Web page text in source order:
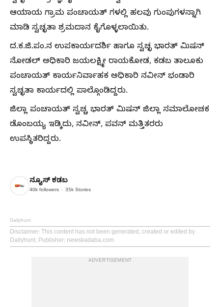
ಆಯಾಯ ಗ್ರಾಮ ಪಂಚಾಯತ್‍ ಗಳಲ್ಲಿ ಹಲವು ಗುಂಪುಗಳನ್ನಾಗಿ
ಮಾಡಿ ಸ್ವಚ್ಛತಾ ಶ್ರಮದಾನ ಕೈಗೊಳ್ಳಲಾಯಿತು.
ದ.ಕ.ಜಿ.ಪಂ.ನ ಉಪಕಾರ್ಯದರ್ಶಿ ಹಾಗೂ ಸ್ವಚ್ಛ ಭಾರತ್ ಮಿಷನ್
ನೋಡಲ್ ಅಧಿಕಾರಿ ಜಯಲಕ್ಷ್ಮೀ ರಾಯಕೋಡ, ಕಡಬ ತಾಲೂಕು
ಪಂಚಾಯತ್ ಕಾರ್ಯನಿರ್ವಾಹಕ ಅಧಿಕಾರಿ ನವೀನ್ ಭಂಡಾರಿ
ಸ್ವಚ್ಛತಾ ಕಾರ್ಯದಲ್ಲಿ ಪಾಲ್ಗೊಂಡಿದ್ದರು.
ಜಿಲ್ಲಾ ಪಂಚಾಯತ್ ಸ್ವಚ್ಚ ಭಾರತ್ ಮಿಷನ್ ಜಿಲ್ಲಾ ಸಮಾಲೋಚಕ
ಡೊಂಬಯ್ಯ ಇಡ್ಕಿದು, ನವೀನ್, ಪವನ್ ಮತ್ತಿತರರು
ಉಪಸ್ಥಿತರಿದ್ದರು.
ನ್ಯೂಸ್ ಕಡಬ
40k followers 35k Stories
Dailyhunt
Disclaimer: This content has not been generated, created or edited by
Dailyhunt. Publisher: newskadaba.com
ADVERTISEMENT